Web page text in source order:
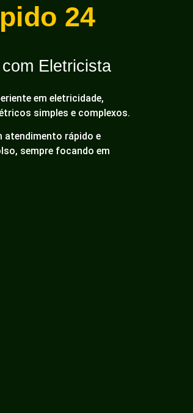
24
Eletricista
em eletricidade,
simples e complexos.
atendimento rápido e
sempre focando em